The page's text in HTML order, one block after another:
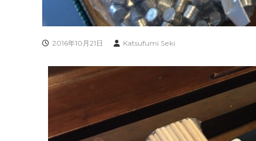
2016年10月21日 Katsufumi Seki